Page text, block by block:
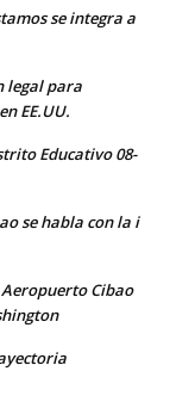
se integra a
legal para
EE.UU.
Educativo 08-
se habla con la i
Cibao